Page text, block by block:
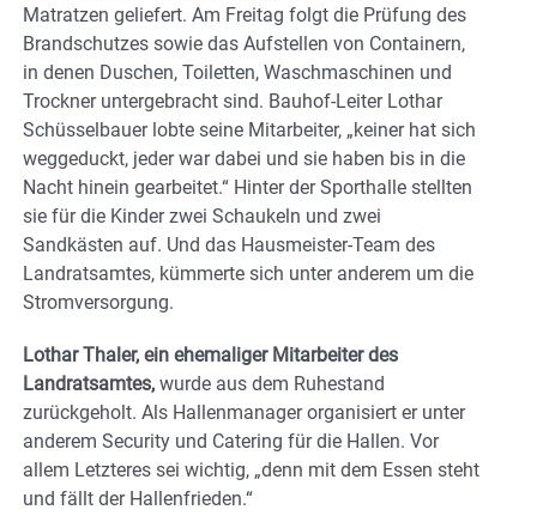
Matratzen geliefert. Am Freitag folgt die Prüfung des
Brandschutzes sowie das Aufstellen von Containern,
in denen Duschen, Toiletten, Waschmaschinen und
Trockner untergebracht sind. Bauhof-Leiter Lothar
Schüsselbauer lobte seine Mitarbeiter, „keiner hat sich
weggeduckt, jeder war dabei und sie haben bis in die
Nacht hinein gearbeitet.“ Hinter der Sporthalle stellten
sie für die Kinder zwei Schaukeln und zwei
Sandkästen auf. Und das Hausmeister-Team des
Landratsamtes, kümmerte sich unter anderem um die
Stromversorgung.
Lothar Thaler, ein ehemaliger Mitarbeiter des
Landratsamtes, wurde aus dem Ruhestand
zurückgeholt. Als Hallenmanager organisiert er unter
anderem Security und Catering für die Hallen. Vor
allem Letzteres sei wichtig, „denn mit dem Essen steht
und fällt der Hallenfrieden.“